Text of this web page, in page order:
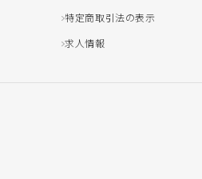
特定商取引法の表示
求人情報